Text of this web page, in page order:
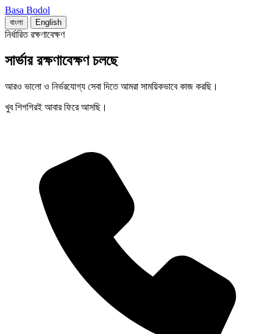
Basa Bodol
বাংলা English
নির্ধারিত রক্ষণাবেক্ষণ
সার্ভার রক্ষণাবেক্ষণ চলছে
আরও ভালো ও নির্ভরযোগ্য সেবা দিতে আমরা সাময়িকভাবে কাজ করছি।
খুব শিগগিরই আবার ফিরে আসছি।